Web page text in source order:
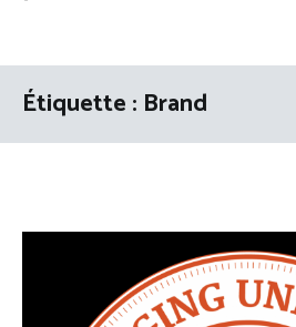
Étiquette : Brand